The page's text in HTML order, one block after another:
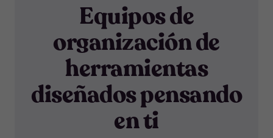
Equipos de
organización de
herramientas
diseñados pensando
en ti